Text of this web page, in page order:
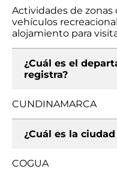
Actividades de
vehículos
alojamiento para
¿Cuál es el
registra?
CUNDINAMARCA
¿Cuál es la
COGUA